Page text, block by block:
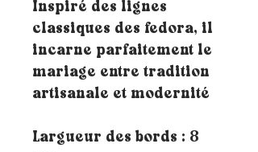
Inspiré des lignes
classiques des fedora, il
incarne parfaitement le
mariage entre tradition
artisanale et modernité
Largueur des bords : 8